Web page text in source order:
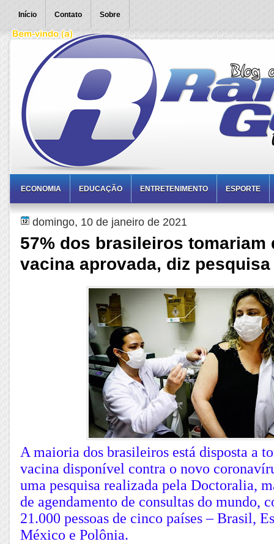
Início Contato Sobre
ECONOMIA EDUCAÇÃO ENTRETENIMENTO ESPORTE
domingo, 10 de janeiro de 2021
57% dos brasileiros tomariam
vacina aprovada, diz pesquisa
A maioria dos brasileiros está disposta a
vacina disponível contra o novo
uma pesquisa realizada pela Doctoralia,
de agendamento de consultas do mundo,
21.000 pessoas de cinco países – Brasil,
México e Polônia.